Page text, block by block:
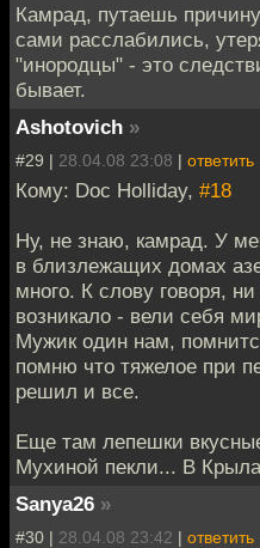
Камрад, путаешь
сами расслабились,
"инородцы" - это
бывает.
Ashotovich »
#29 | 28.04.08 23:08 | ответить
Кому: Doc Holliday, #18
Ну, не знаю, камрад. У
в близлежащих домах
много. К слову говоря,
возникало - вели себя
Мужик один нам,
помню что тяжелое при
решил и все.
Еще там лепешки
Мухиной пекли... В
Sanya26 »
#30 | 28.04.08 23:42 | ответить